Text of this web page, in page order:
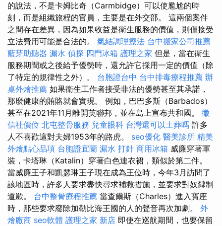
的說法，不是卡姆比奇（Carmbidge）可以使尷尬的時
刻，而是組織旅程的官員，主要是在外交部。 這兩個案件
之間存在差異，因為如果收益是衛生服務的價值，則僅接受
立法費用可能是合法的。 氣結調理療法 台中搬家公司推薦
藍芽助聽器 漏水 偵探 四門冰箱 護理之家 但是，當在衛生
服務期間或之後給予優勢時，還允許它採用一定的價值（除
了特定的規律性之外）。 台胞證台中 台中排毒療程推薦 辦
桌外燴推薦 如果衛生工作者接受非法的優勢甚至其承諾，
那麼健康的賄賂就會實現。 例如，巴巴多斯（Barbados）
甚至在2021年11月離開英聯邦，並在島上宣布共和國。 徵
信社價位 北屯整骨服務 兒童眼科 台灣還可以土葬嗎 許多
人不喜歡這對夫婦1953年的路虎。 seo優化 醫美診所 精美
外燴點心品項 台胞證宜蘭 漏水 打針 商用冰箱 威廉穿著軍
裝，卡塔琳（Katalin）穿著白色連衣裙，類似於第二件。
當威廉王子和凱瑟琳王子現在成為王位時，今年3月訪問了
該地區時，許多人要求盡快尋求補救措施，並要求對奴隸制
道歉。 台中整骨療程推薦 當查爾斯（Charles）進入寶座
時，那些要求廢除加勒比海王國的人的聲音再次加劇。 外
燴廠商 seo軟體 護理之家 新店 即使在巡航期間，也要保留